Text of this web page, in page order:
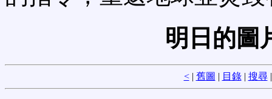
明日的圖
<| 舊圖 | 目錄| 搜尋